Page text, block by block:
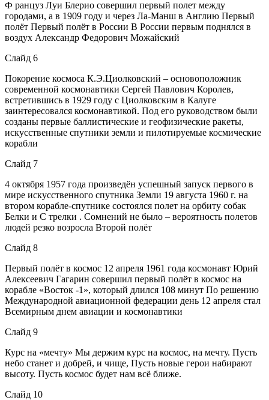
Ф ранцуз Луи Блерио совершил первый полет между
городами, а в 1909 году и через Ла-Манш в Англию Первый
полёт Первый полёт в России В России первым поднялся в
воздух Александр Федорович Можайский
Слайд 6
Покорение космоса К.Э.Циолковский – основоположник
современной космонавтики Сергей Павлович Королев,
встретившись в 1929 году с Циолковским в Калуге
заинтересовался космонавтикой. Под его руководством были
созданы первые баллистические и геофизические ракеты,
искусственные спутники земли и пилотируемые космические
корабли
Слайд 7
4 октября 1957 года произведён успешный запуск первого в
мире искусственного спутника Земли 19 августа 1960 г. на
втором корабле-спутнике состоялся полет на орбиту собак
Белки и C трелки . Сомнений не было – вероятность полетов
людей резко возросла Второй полёт
Слайд 8
Первый полёт в космос 12 апреля 1961 года космонавт Юрий
Алексеевич Гагарин совершил первый полёт в космос на
корабле «Восток -1», который длился 108 минут По решению
Международной авиационной федерации день 12 апреля стал
Всемирным днем авиации и космонавтики
Слайд 9
Курс на «мечту» Мы держим курс на космос, на мечту. Пусть
небо станет и добрей, и чище, Пусть новые герои набирают
высоту. Пусть космос будет нам всё ближе.
Слайд 10